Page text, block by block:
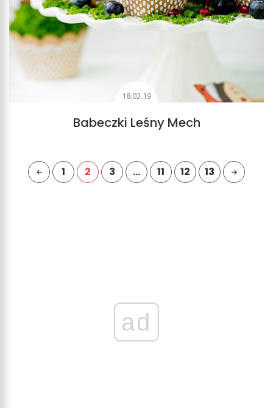
18.03.19
Babeczki Leśny Mech
1 2 3 … 11 12 13
ad